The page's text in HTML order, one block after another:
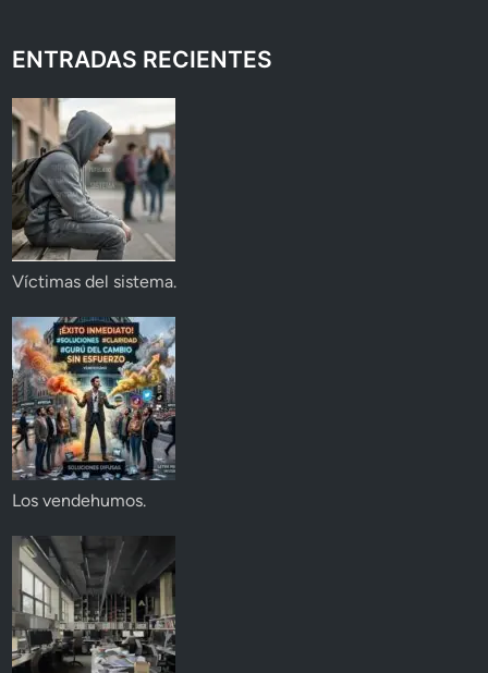
ENTRADAS RECIENTES
Víctimas del sistema.
Los vendehumos.